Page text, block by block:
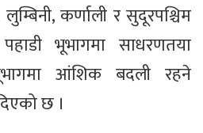
कर्णाली र सुदूरपश्चिम
भूभागमा साधरणतया
आंशिक बदली रहने
छ ।